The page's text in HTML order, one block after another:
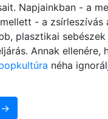
Napjainkban - a
- a zsírleszívás
plasztikai
Annak ellenére,
néha
→